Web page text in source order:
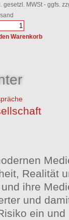
gesetzl. MWSt - ggfs.
Realität
ihre
und
ein und